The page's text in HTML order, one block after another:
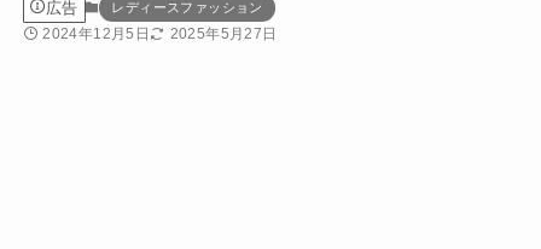
広告 レディースファッション
2024年12月5日 2025年5月27日